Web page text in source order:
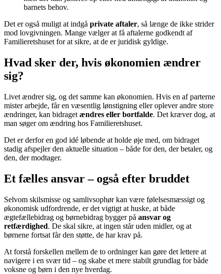
barnets behov.
Det er også muligt at indgå private aftaler, så længe de ikke strider
mod lovgivningen. Mange vælger at få aftalerne godkendt af
Familieretshuset for at sikre, at de er juridisk gyldige.
Hvad sker der, hvis økonomien ændrer
sig?
Livet ændrer sig, og det samme kan økonomien. Hvis en af parterne
mister arbejde, får en væsentlig lønstigning eller oplever andre store
ændringer, kan bidraget ændres eller bortfalde. Det kræver dog, at
man søger om ændring hos Familieretshuset.
Det er derfor en god idé løbende at holde øje med, om bidraget
stadig afspejler den aktuelle situation – både for den, der betaler, og
den, der modtager.
Et fælles ansvar – også efter bruddet
Selvom skilsmisse og samlivsophør kan være følelsesmæssigt og
økonomisk udfordrende, er det vigtigt at huske, at både
ægtefællebidrag og børnebidrag bygger på ansvar og
retfærdighed. De skal sikre, at ingen står uden midler, og at
børnene fortsat får den støtte, de har krav på.
At forstå forskellen mellem de to ordninger kan gøre det lettere at
navigere i en svær tid – og skabe et mere stabilt grundlag for både
voksne og børn i den nye hverdag.